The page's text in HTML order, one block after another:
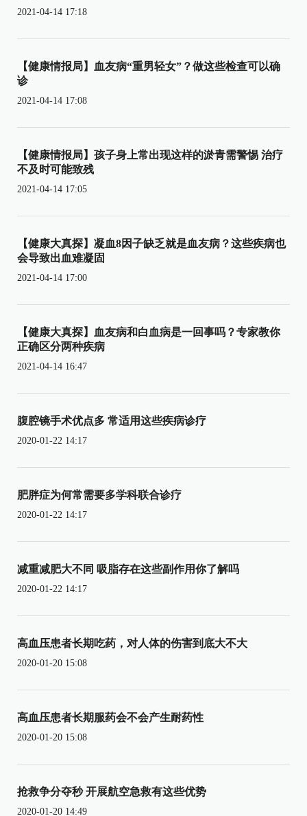
2021-04-14 17:18
【健康情报局】血友病“重男轻女”？做这些检查可以确
诊
2021-04-14 17:08
【健康情报局】孩子身上常出现这样的淤青需警惕 治疗
不及时可能致残
2021-04-14 17:05
【健康大真探】凝血8因子缺乏就是血友病？这些疾病也
会导致出血难凝固
2021-04-14 17:00
【健康大真探】血友病和白血病是一回事吗？专家教你
正确区分两种疾病
2021-04-14 16:47
腹腔镜手术优点多 常适用这些疾病诊疗
2020-01-22 14:17
肥胖症为何常需要多学科联合诊疗
2020-01-22 14:17
减重减肥大不同 吸脂存在这些副作用你了解吗
2020-01-22 14:17
高血压患者长期吃药，对人体的伤害到底大不大
2020-01-20 15:08
高血压患者长期服药会不会产生耐药性
2020-01-20 15:08
抢救争分夺秒 开展航空急救有这些优势
2020-01-20 14:49